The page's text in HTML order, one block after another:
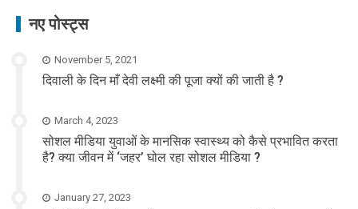
नए पोस्ट्स
November 5, 2021
दिवाली के दिन माँ देवी लक्ष्मी की पूजा क्यों की जाती है ?
March 4, 2023
सोशल मीडिया युवाओं के मानसिक स्वास्थ्य को कैसे प्रभावित करता
है? क्या जीवन में ‘जहर’ घोल रहा सोशल मीडिया ?
January 27, 2023